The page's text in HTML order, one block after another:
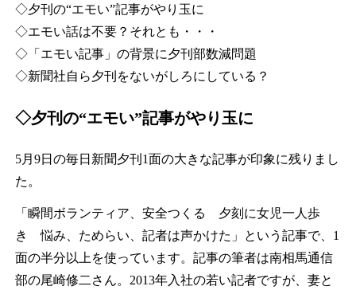
◇夕刊の“エモい”記事がやり玉に
◇エモい話は不要？それとも・・・
◇「エモい記事」の背景に夕刊部数減問題
◇新聞社自ら夕刊をないがしろにしている？
◇夕刊の“エモい”記事がやり玉に
5月9日の毎日新聞夕刊1面の大きな記事が印象に残りまし
た。
「瞬間ボランティア、安全つくる 夕刻に女児一人歩
き 悩み、ためらい、記者は声かけた」という記事で、1
面の半分以上を使っています。記事の筆者は南相馬通信
部の尾崎修二さん。2013年入社の若い記者ですが、妻と